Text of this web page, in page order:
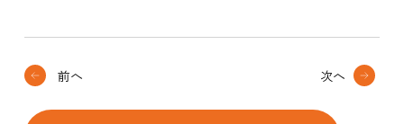
前へ 次へ